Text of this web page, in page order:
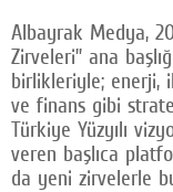
Albayrak Medya,
Zirveleri” ana
birlikleriyle; enerji,
ve finans gibi
Türkiye Yüzyılı
veren başlıca
da yeni zirvelerle